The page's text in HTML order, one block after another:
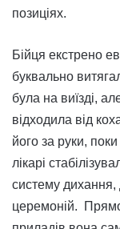
позиціях.
Бійця екстрено
буквально
була на виїзді,
відходила від
його за руки,
лікарі
систему дихання,
церемоній.